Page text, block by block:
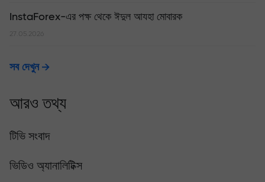
InstaForex-এর পক্ষ থেকে ঈদুল আযহা মোবারক
27.05.2026
সব দেখুন
আরও তথ্য
টিভি সংবাদ
ভিডিও অ্যানালিটিক্স